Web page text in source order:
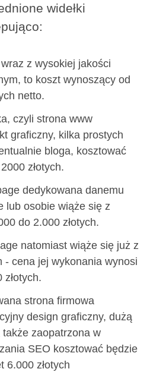
widełki
z wysokiej jakości
to koszt wynoszący od
netto.
czyli strona www
graficzny, kilka prostych
bloga, kosztować
złotych.
dedykowana danemu
lub osobie wiąże się z
do 2.000 złotych.
natomiast wiąże się już z
- cena jej wykonania wynosi
strona firmowa
design graficzny, dużą
zaopatrzona w
SEO kosztować będzie
6.000 złotych